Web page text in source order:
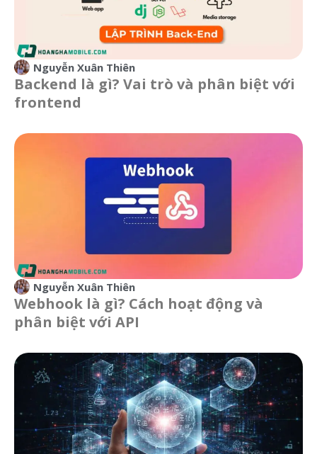
Nguyễn Xuân Thiên
Backend là gì? Vai trò và phân biệt với
frontend
Nguyễn Xuân Thiên
Webhook là gì? Cách hoạt động và
phân biệt với API